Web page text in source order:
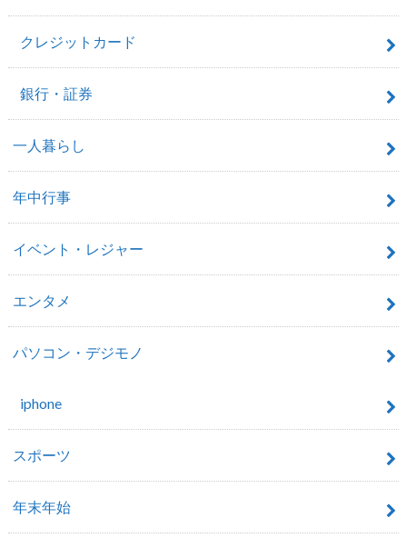
クレジットカード
銀行・証券
一人暮らし
年中行事
イベント・レジャー
エンタメ
パソコン・デジモノ
iphone
スポーツ
年末年始